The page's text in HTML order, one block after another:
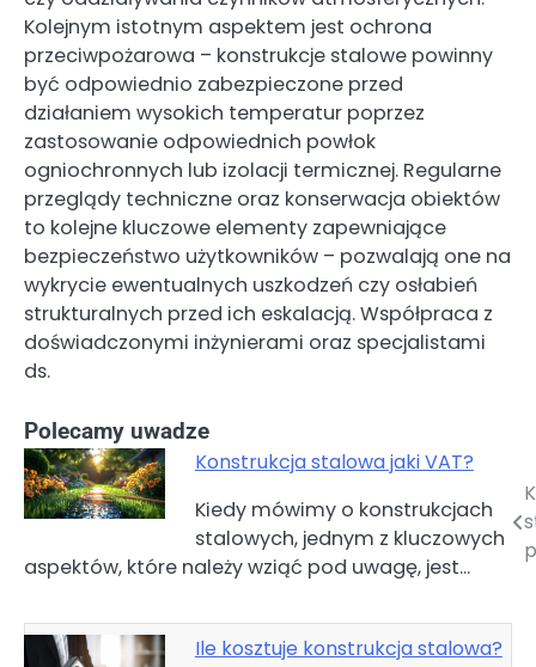
Kolejnym istotnym aspektem jest ochrona
przeciwpożarowa – konstrukcje stalowe powinny
być odpowiednio zabezpieczone przed
działaniem wysokich temperatur poprzez
zastosowanie odpowiednich powłok
ogniochronnych lub izolacji termicznej. Regularne
przeglądy techniczne oraz konserwacja obiektów
to kolejne kluczowe elementy zapewniające
bezpieczeństwo użytkowników – pozwalają one na
wykrycie ewentualnych uszkodzeń czy osłabień
strukturalnych przed ich eskalacją. Współpraca z
doświadczonymi inżynierami oraz specjalistami
ds.
Polecamy uwadze
Konstrukcja stalowa jaki VAT?
Kiedy mówimy o konstrukcjach
stalowych, jednym z kluczowych
aspektów, które należy wziąć pod uwagę, jest…
Ile kosztuje konstrukcja stalowa?
Nawigacja